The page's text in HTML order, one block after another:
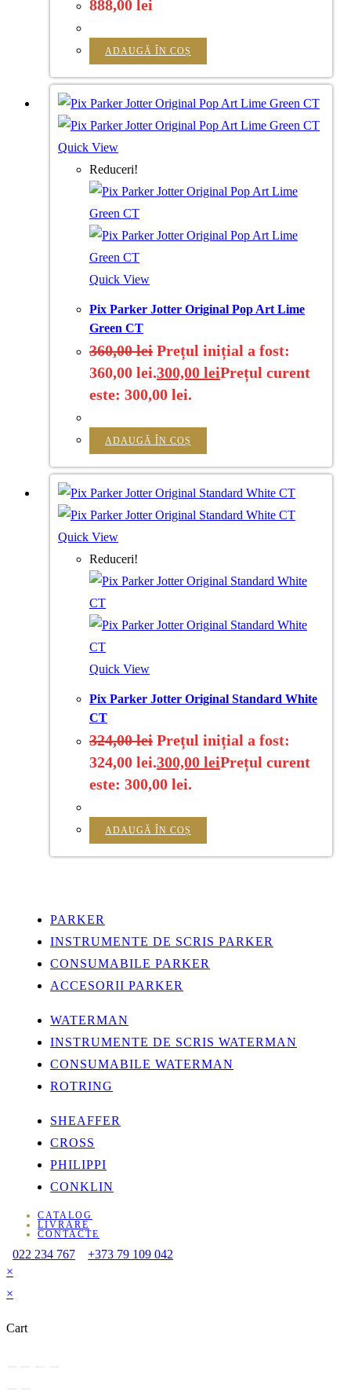
888,00 lei
ADAUGĂ ÎN COȘ
Quick View
Reduceri!
Quick View
Pix Parker Jotter Original Pop Art Lime
Green CT
360,00lei Prețul inițial a fost:
360,00 lei.300,00 leiPrețul curent
este: 300,00 lei.
ADAUGĂ ÎN COȘ
Quick View
Reduceri!
Quick View
Pix Parker Jotter Original Standard White
CT
324,00lei Prețul inițial a fost:
324,00 lei.300,00 leiPrețul curent
este: 300,00 lei.
ADAUGĂ ÎN COȘ
PARKER
INSTRUMENTE DE SCRIS PARKER
CONSUMABILE PARKER
ACCESORII PARKER
WATERMAN
INSTRUMENTE DE SCRIS WATERMAN
CONSUMABILE WATERMAN
ROTRING
SHEAFFER
CROSS
PHILIPPI
CONKLIN
CATALOG
LIVRARE
CONTACTE
022 234 767
+373 79 109 042
×
×
Cart